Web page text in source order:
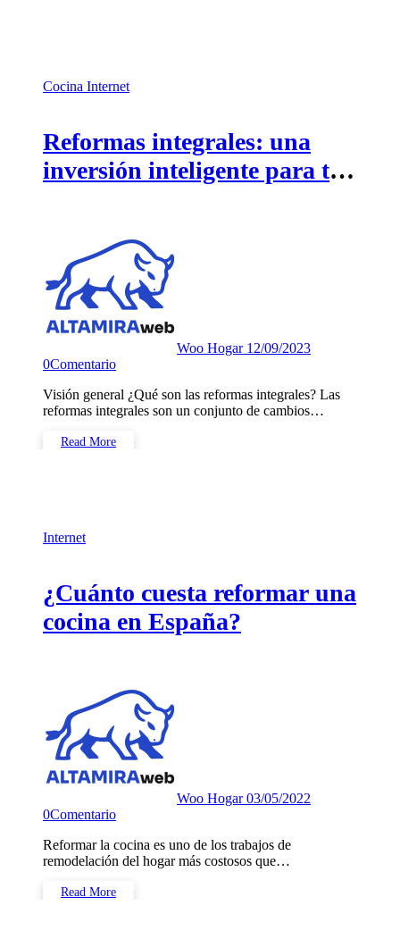
Cocina Internet
Reformas integrales: una
inversión inteligente para tu
Woo Hogar 12/09/2023
0Comentario
Visión general ¿Qué son las reformas integrales? Las
reformas integrales son un conjunto de cambios…
Read More
Internet
¿Cuánto cuesta reformar una
cocina en España?
Woo Hogar03/05/2022
0Comentario
Reformar la cocina es uno de los trabajos de
remodelación del hogar más costosos que…
Read More